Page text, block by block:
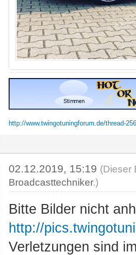
http://www.twingotuningforum.de/thread-
02.12.2019, 15:19 (Dieser
Broadcasttechniker.)
Bitte Bilder nicht
http://
Verletzungen sind